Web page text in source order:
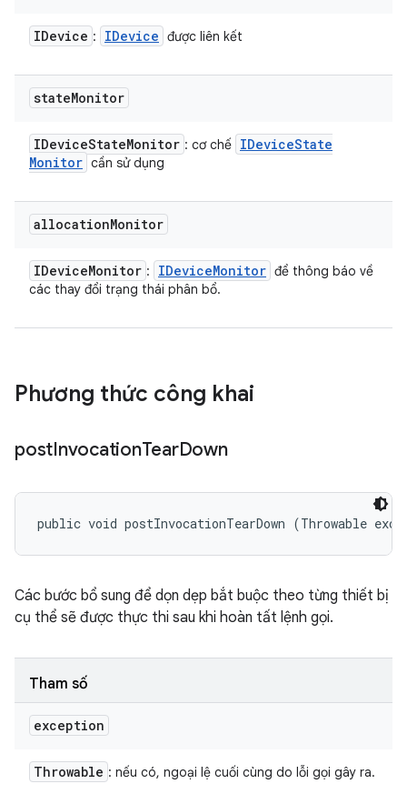
IDevice : IDevice được liên kết
stateMonitor
IDeviceStateMonitor : cơ chế IDeviceState
Monitor cần sử dụng
allocationMonitor
IDeviceMonitor : IDeviceMonitor để thông báo về
các thay đổi trạng thái phân bổ.
Phương thức công khai
postInvocationTearDown
public void postInvocationTearDown (Throwable
Các bước bổ sung để dọn dẹp bắt buộc theo từng thiết bị
cụ thể sẽ được thực thi sau khi hoàn tất lệnh gọi.
Tham số
exception
Throwable : nếu có, ngoại lệ cuối cùng do lỗi gọi gây ra.